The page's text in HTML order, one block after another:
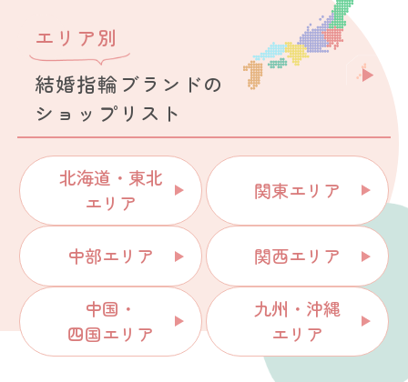
エリア別
結婚指輪ブランドの
ショップリスト
北海道・東北
エリア
関東エリア
中部エリア 関西エリア
中国・
四国エリア
九州・沖縄
エリア